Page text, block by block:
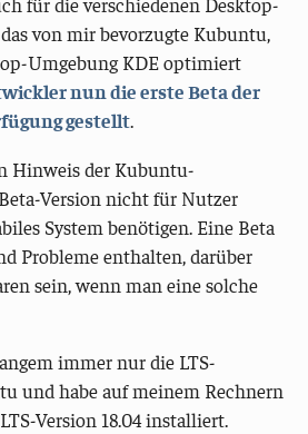
von mir bevorzugte Kubuntu,
Umgebung KDE optimiert
nun die erste Beta der
gestellt.
Hinweis der Kubuntu-
Version nicht für Nutzer
System benötigen. Eine Beta
Probleme enthalten, darüber
sein, wenn man eine solche
immer nur die LTS-
und habe auf meinem Rechnern
Version 18.04 installiert.